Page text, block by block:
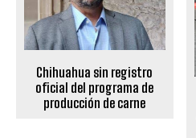
Chihuahua sin registro
oficial del programa de
producción de carne